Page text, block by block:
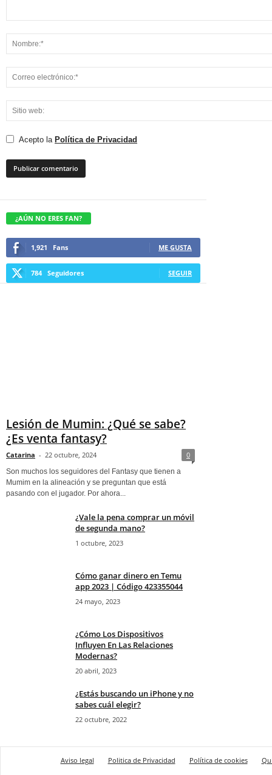
Acepto la Política de Privacidad
¿AÚN NO ERES FAN?
1,921 Fans ME GUSTA
784 Seguidores SEGUIR
Lesión de Mumin: ¿Qué se sabe?
¿Es venta fantasy?
Catarina - 22 octubre, 2024 0
Son muchos los seguidores del Fantasy que tienen a
Mumim en la alineación y se preguntan que está
pasando con el jugador. Por ahora...
¿Vale la pena comprar un móvil
de segunda mano?
1 octubre, 2023
Cómo ganar dinero en Temu
app 2023 | Código 423355044
24 mayo, 2023
¿Cómo Los Dispositivos
Influyen En Las Relaciones
Modernas?
20 abril, 2023
¿Estás buscando un iPhone y no
sabes cuál elegir?
22 octubre, 2022
Aviso legal Politica de Privacidad Política de cookies